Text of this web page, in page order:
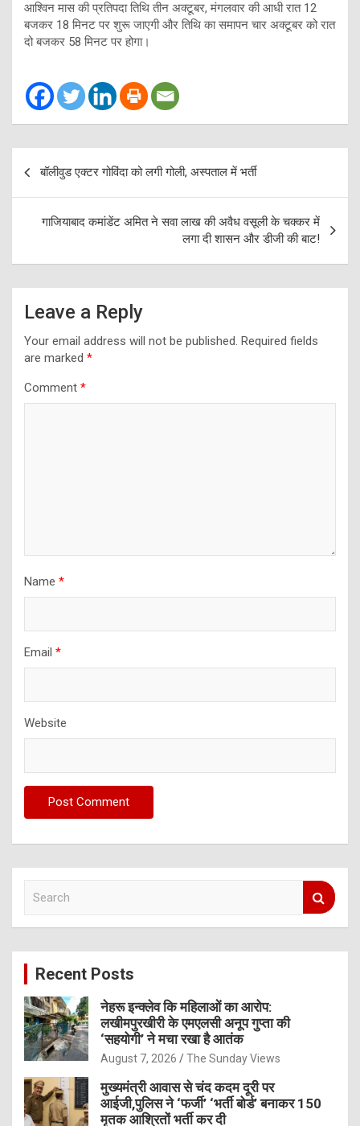
आश्विन मास की प्रतिपदा तिथि तीन अक्टूबर, मंगलवार की आधी रात 12
बजकर 18 मिनट पर शुरू जाएगी और तिथि का समापन चार अक्टूबर को रात
दो बजकर 58 मिनट पर होगा।
Post
navigation
बॉलीवुड एक्टर गोविंदा को लगी गोली, अस्पताल में भर्ती
गाजियाबाद कमांडेंट अमित ने सवा लाख की अवैध वसूली के चक्कर में
लगा दी शासन और डीजी की बाट!
Leave a Reply
Your email address will not be published. Required fields
are marked *
Comment *
Name *
Email *
Website
c
Recent Posts
नेहरू इन्क्लेव कि महिलाओं का आरोप:
लखीमपुरखीरी के एमएलसी अनूप गुप्ता की
‘सहयोगी’ ने मचा रखा है आतंक
August 7, 2026 The Sunday Views
मुख्यमंत्री आवास से चंद कदम दूरी पर
आईजी,पुलिस ने ‘फर्जी’ ‘भर्ती बोर्ड’ बनाकर 150
मृतक आश्रितों भर्ती कर दी